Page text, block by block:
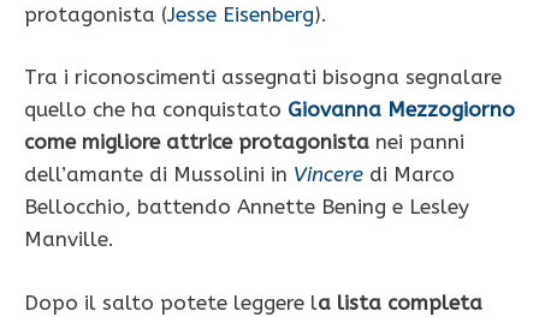
protagonista (Jesse Eisenberg).
Tra i riconoscimenti assegnati bisogna segnalare
quello che ha conquistato Giovanna Mezzogiorno
come migliore attrice protagonista nei panni
dell’amante di Mussolini in Vincere di Marco
Bellocchio, battendo Annette Bening e Lesley
Manville.
Dopo il salto potete leggere la lista completa